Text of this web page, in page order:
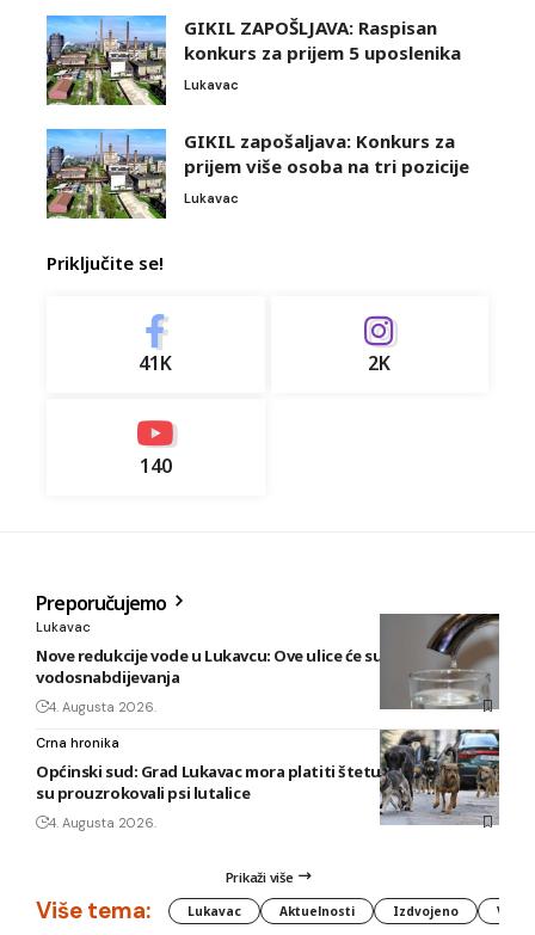
GIKIL ZAPOŠLJAVA: Raspisan
konkurs za prijem 5 uposlenika
Lukavac
GIKIL zapošaljava: Konkurs za
prijem više osoba na tri pozicije
Lukavac
Priključite se!
41K 2K
140
Preporučujemo
Lukavac
Nove redukcije vode u Lukavcu: Ove ulice će sutra biti bez
vodosnabdijevanja
4. Augusta 2026.
Crna hronika
Općinski sud: Grad Lukavac mora platiti štetu na vozilu koju
su prouzrokovali psi lutalice
4. Augusta 2026.
Prikaži više
Više tema: Lukavac Aktuelnosti Izdvojeno